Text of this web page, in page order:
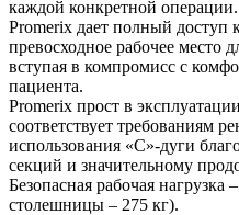
каждой конкретной операции.
Promerix дает полный доступ
превосходное рабочее место
вступая в компромисс с
пациента.
Promerix прост в
соответствует требованиям
использования «С»-дуги
секций и значительному
Безопасная рабочая нагрузка
столешницы – 275 кг).